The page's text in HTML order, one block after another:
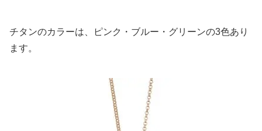
チタンのカラーは、ピンク・ブルー・グリーンの3色あり
ます。